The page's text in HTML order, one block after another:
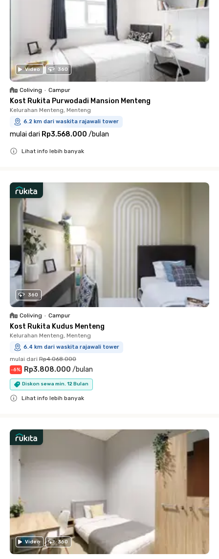
Video 360
Coliving • Campur
Kost Rukita Purwodadi Mansion Menteng
Kelurahan Menteng, Menteng
6.2 km dari waskita rajawali tower
mulai dari Rp3.568.000 /bulan
Lihat info lebih banyak
360
Coliving • Campur
Kost Rukita Kudus Menteng
Kelurahan Menteng, Menteng
6.4 km dari waskita rajawali tower
mulai dari Rp4.068.000
-6% Rp3.808.000 /bulan
Diskon sewa min. 12 Bulan
Lihat info lebih banyak
Video 360